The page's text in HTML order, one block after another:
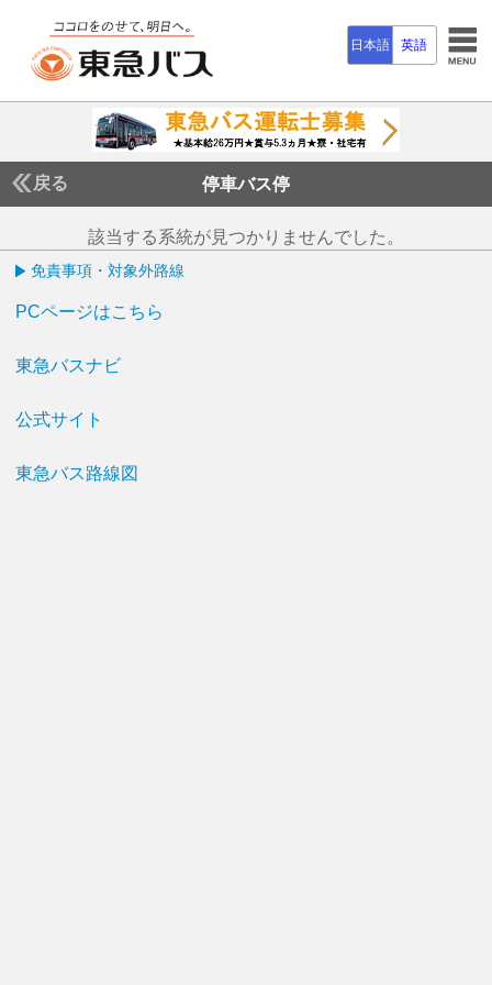
日本語 英語
戻る 停車バス停
該当する系統が見つかりませんでした。
免責事項・対象外路線
PCページはこちら
東急バスナビ
公式サイト
東急バス路線図